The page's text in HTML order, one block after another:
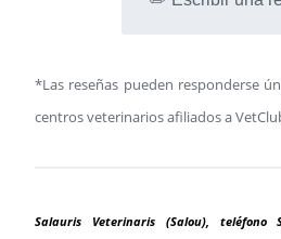
*Las reseñas pueden responderse
centros veterinarios afiliados a
Salauris Veterinaris (Salou), teléfono